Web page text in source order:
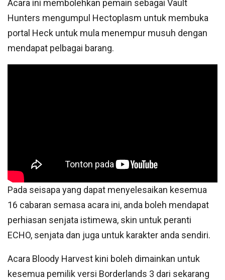
Acara ini membolehkan pemain sebagai Vault
Hunters mengumpul Hectoplasm untuk membuka
portal Heck untuk mula menempur musuh dengan
mendapat pelbagai barang.
Pada seisapa yang dapat menyelesaikan kesemua
16 cabaran semasa acara ini, anda boleh mendapat
perhiasan senjata istimewa, skin untuk peranti
ECHO, senjata dan juga untuk karakter anda sendiri.
Acara Bloody Harvest kini boleh dimainkan untuk
kesemua pemilik versi Borderlands 3 dari sekarang